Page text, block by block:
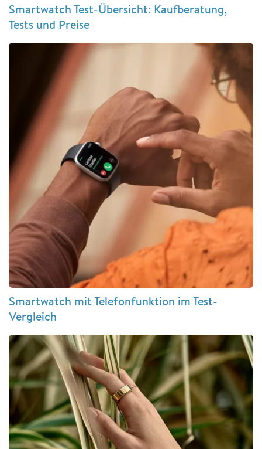
Smartwatch Test-Übersicht: Kaufberatung,
Tests und Preise
Smartwatch mit Telefonfunktion im Test-
Vergleich